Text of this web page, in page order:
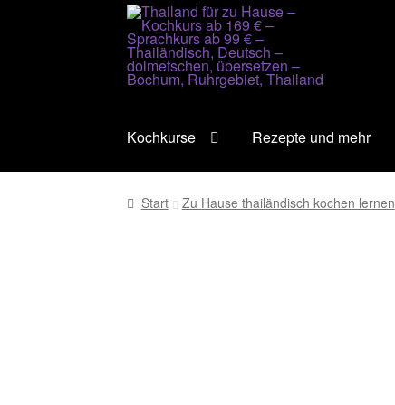
Zur
Navigation
springen
Zum
Inhalt
springen
Kochkurse Rezepte und mehr
Start Zu Hause thailändisch kochen lernen